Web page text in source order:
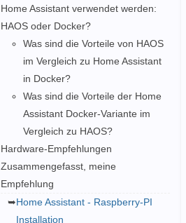
Home Assistant verwendet werden:
HAOS oder Docker?
Was sind die Vorteile von HAOS
im Vergleich zu Home Assistant
in Docker?
Was sind die Vorteile der Home
Assistant Docker-Variante im
Vergleich zu HAOS?
Hardware-Empfehlungen
Zusammengefasst, meine
Empfehlung
Home Assistant - Raspberry-PI
Installation